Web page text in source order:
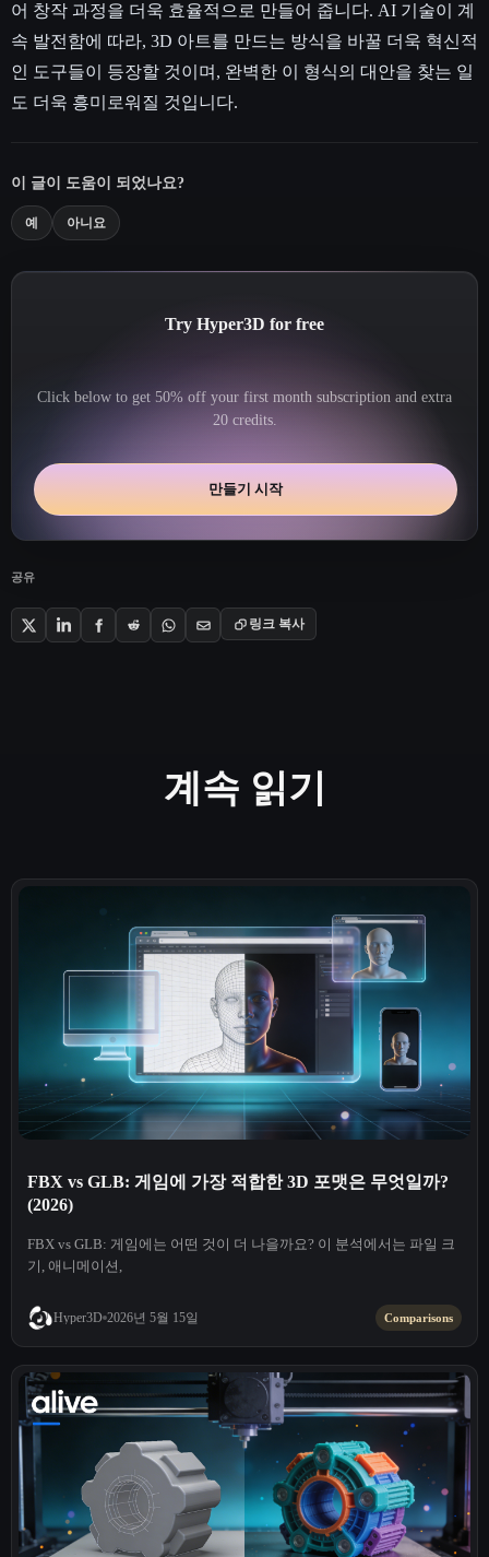
어 창작 과정을 더욱 효율적으로 만들어 줍니다. AI 기술이 계
속 발전함에 따라, 3D 아트를 만드는 방식을 바꿀 더욱 혁신적
인 도구들이 등장할 것이며, 완벽한 이 형식의 대안을 찾는 일
도 더욱 흥미로워질 것입니다.
이 글이 도움이 되었나요?
예 아니요
Try Hyper3D for free
Click below to get 50% off your first month subscription and extra
20 credits.
만들기 시작
공유
링크 복사
계속 읽기
FBX vs GLB: 게임에 가장 적합한 3D 포맷은 무엇일까?
(2026)
FBX vs GLB: 게임에는 어떤 것이 더 나을까요? 이 분석에서는 파일 크
기, 애니메이션,
Hyper3D 2026년 5월 15일 Comparisons